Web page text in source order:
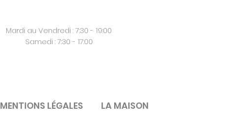
Mardi au Vendredi : 7:30 - 19:00
Samedi : 7:30 - 17:00
MENTIONS LÉGALES LA MAISON